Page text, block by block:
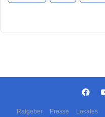
Ratgeber Presse Lokales